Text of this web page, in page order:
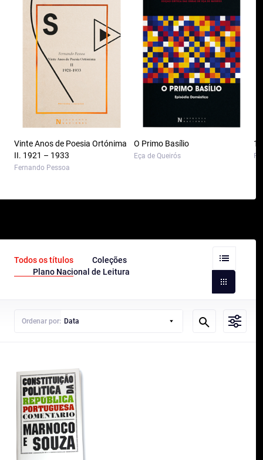
Vinte Anos de Poesia Ortónima
II. 1921 – 1933
Fernando Pessoa
O Primo Basílio
Eça de Queirós
Todos os títulos
Coleções
Plano Nacional de Leitura
Ordenar por: Data